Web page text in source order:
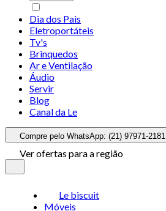
Dia dos Pais
Eletroportáteis
Tv's
Brinquedos
Ar e Ventilação
Áudio
Servir
Blog
Canal da Le
Compre pelo WhatsApp: (21) 97971-2181
Ver ofertas para a região
Le biscuit
Móveis